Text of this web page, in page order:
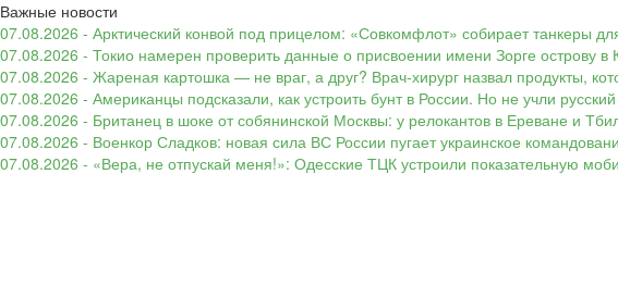
Важные новости
07.08.2026 - Арктический конвой под прицелом: «Совкомфлот» собирает танкеры
07.08.2026 - Токио намерен проверить данные о присвоении имени Зорге острову в
07.08.2026 - Жареная картошка — не враг, а друг? Врач-хирург назвал продукты,
07.08.2026 - Американцы подсказали, как устроить бунт в России. Но не учли
07.08.2026 - Британец в шоке от собянинской Москвы: у релокантов в Ереване и
07.08.2026 - Военкор Сладков: новая сила ВС России пугает украинское
07.08.2026 - «Вера, не отпускай меня!»: Одесские ТЦК устроили показательную